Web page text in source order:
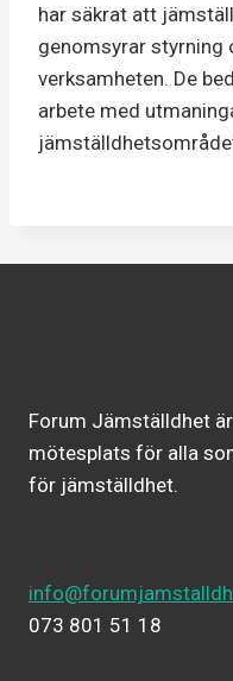
har säkrat att
genomsyrar styrning
verksamheten. De
arbete med
Forum Jämställdhet
mötesplats för alla
för jämställdhet.
073 801 51 18